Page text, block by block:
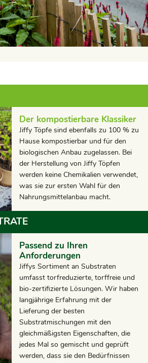
Der kompostierbare Klassiker
Jiffy Töpfe sind ebenfalls zu 100 % zu
Hause kompostierbar und für den
biologischen Anbau zugelassen. Bei
der Herstellung von Jiffy Töpfen
werden keine Chemikalien verwendet,
was sie zur ersten Wahl für den
Nahrungsmittelanbau macht.
Passend zu Ihren
Anforderungen
Jiffys Sortiment an Substraten
umfasst torfreduzierte, torffreie und
bio-zertifizierte Lösungen. Wir haben
langjährige Erfahrung mit der
Lieferung der besten
Substratmischungen mit den
gleichmäßigsten Eigenschaften, die
jedes Mal so gemischt und geprüft
werden, dass sie den Bedürfnissen